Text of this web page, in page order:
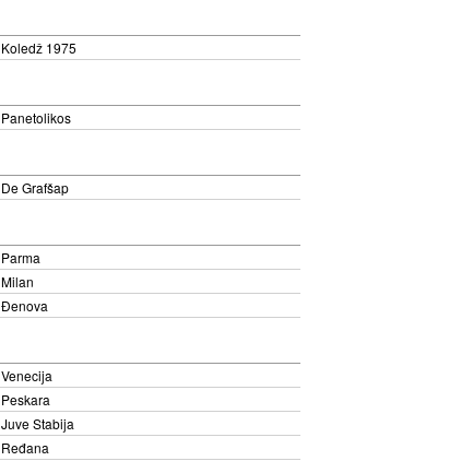
Koledž 1975
Panetolikos
De Grafšap
Parma
Milan
Đenova
Venecija
Peskara
Juve Stabija
Ređana